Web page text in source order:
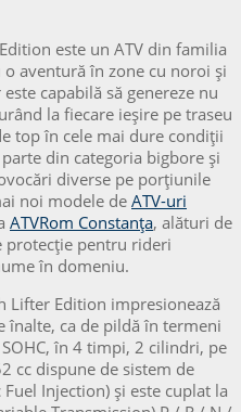
este un ATV din familia
aventură în zone cu noroi și
capabilă să genereze nu
la fiecare ieșire pe traseu
top în cele mai dure condiții
din categoria bigbore și
diverse pe porțiunile
noi modele de ATV-uri
ATVRom Constanța, alături de
protecție pentru rideri
în domeniu.
Lifter Edition impresionează
înalte, ca de pildă în termeni
în 4 timpi, 2 cilindri, pe
cc dispune de sistem de
Injection) și este cuplat la